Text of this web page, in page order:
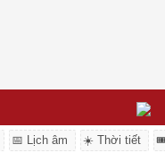
📅 Lịch âm ☀️ Thời tiết